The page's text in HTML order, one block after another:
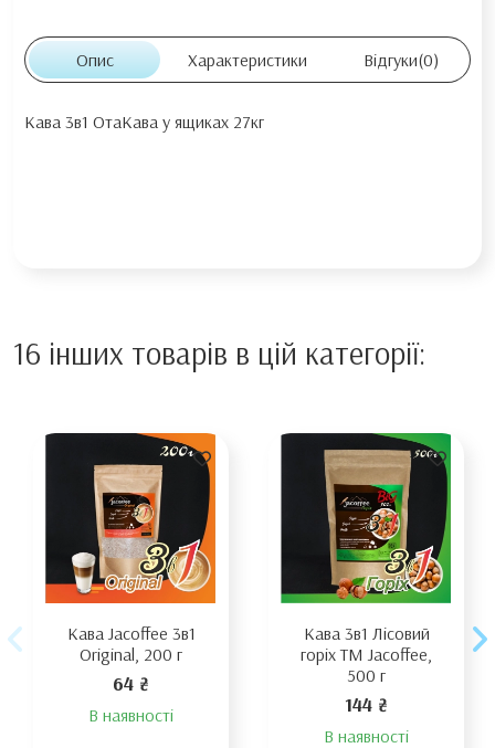
Опис Характеристики Відгуки(0)
Кава 3в1 ОтаКава у ящиках 27кг
16 інших товарів в цій категорії:
Кава Jacoffee 3в1
Original, 200 г
64 ₴
В наявності
Кава 3в1 Лісовий
горіх TM Jacoffee,
500 г
144 ₴
В наявності